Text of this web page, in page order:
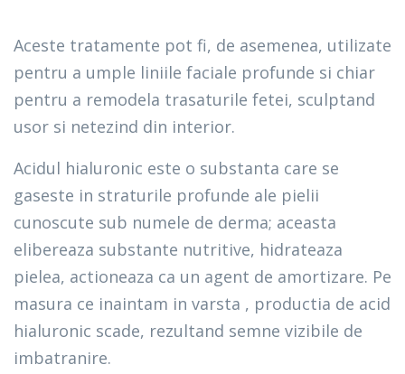
Aceste tratamente pot fi, de asemenea, utilizate
pentru a umple liniile faciale profunde si chiar
pentru a remodela trasaturile fetei, sculptand
usor si netezind din interior.
Acidul hialuronic este o substanta care se
gaseste in straturile profunde ale pielii
cunoscute sub numele de derma; aceasta
elibereaza substante nutritive, hidrateaza
pielea, actioneaza ca un agent de amortizare. Pe
masura ce inaintam in varsta , productia de acid
hialuronic scade, rezultand semne vizibile de
imbatranire.